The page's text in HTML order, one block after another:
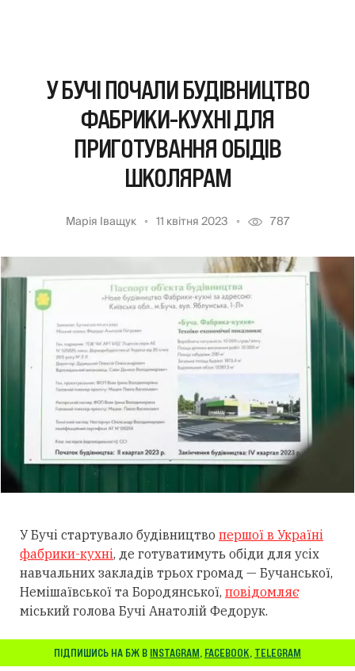
У БУЧІ ПОЧАЛИ БУДІВНИЦТВО
ФАБРИКИ-КУХНІ ДЛЯ
ПРИГОТУВАННЯ ОБІДІВ
ШКОЛЯРАМ
Марія Іващук 11 квітня 2023 787
У Бучі стартувало будівництво першої в Україні
фабрики-кухні, де готуватимуть обіди для усіх
навчальних закладів трьох громад — Бучанської,
Немішаївської та Бородянської, повідомляє
міський голова Бучі Анатолій Федорук.
ПІДПИШИСЬ НА БЖ В INSTAGRAM, FACEBOOK, TELEGRAM